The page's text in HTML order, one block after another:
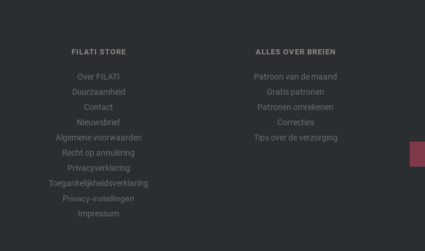
FILATI STORE
Over FILATI
Duurzaamheid
Contact
Nieuwsbrief
Algemene voorwaarden
Recht op annulering
Privacyverklaring
Toegankelijkheidsverklaring
Privacy-instellingen
Impressum
ALLES OVER BREIEN
Patroon van de maand
Gratis patronen
Patronen omrekenen
Correcties
Tips over de verzorging